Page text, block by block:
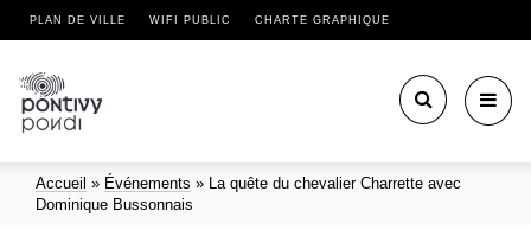
PLAN DE VILLE WIFI PUBLIC CHARTE GRAPHIQUE
Accueil » Événements » La quête du chevalier Charrette avec
Dominique Bussonnais